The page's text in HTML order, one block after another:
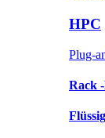
HPC
Plug-
Rack